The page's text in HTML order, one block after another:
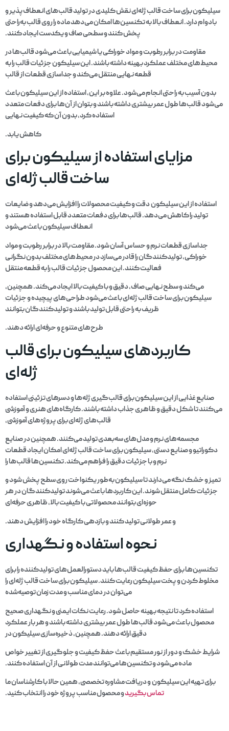
سیلیکون برای ساخت قالب ژله‌ای نقش کلیدی در تولید قالب‌های انعطاف‌پذیر و
بادوام دارد. انعطاف بالا به تکنسین‌ها امکان می‌دهد ماده را روی قالب به‌راحتی
پخش کنند و سطحی صاف و یکدست ایجاد کنند.
مقاومت در برابر رطوبت و مواد خوراکی یا شیمیایی باعث می‌شود قالب‌ها در
محیط‌های مختلف عملکرد بهینه داشته باشند. این سیلیکون جزئیات قالب را به
قطعه نهایی منتقل می‌کند و جداسازی قطعات از قالب
بدون آسیب به راحتی انجام می‌شود. علاوه بر این، استفاده از این سیلیکون باعث
می‌شود قالب‌ها طول عمر بیشتری داشته باشند و بتوان از آن‌ها برای دفعات متعدد
استفاده کرد، بدون آن که کیفیت نهایی
کاهش یابد.
مزایای استفاده از سیلیکون برای
ساخت قالب ژله‌ای
استفاده از این سیلیکون دقت و کیفیت محصولات را افزایش می‌دهد و ضایعات
تولید را کاهش می‌دهد. قالب‌ها برای دفعات متعدد قابل استفاده هستند و
انعطاف سیلیکون باعث می‌شود
جداسازی قطعات نرم و حساس آسان شود. مقاومت بالا در برابر رطوبت و مواد
خوراکی، تولیدکنندگان را قادر می‌سازد در محیط‌های مختلف بدون نگرانی
فعالیت کنند. این محصول جزئیات قالب را به قطعه منتقل
می‌کند و سطح نهایی صاف، دقیق و با کیفیت بالا ایجاد می‌کند. همچنین،
سیلیکون برای ساخت قالب ژله‌ای باعث می‌شود طراحی‌های پیچیده و جزئیات
ظریف به راحتی قابل تولید باشند و تولیدکنندگان بتوانند
طرح‌های متنوع و حرفه‌ای ارائه دهند.
کاربردهای سیلیکون برای قالب
ژله‌ای
صنایع غذایی از این سیلیکون برای قالب‌گیری ژله‌ها و دسرهای تزئینی استفاده
می‌کنند تا شکل دقیق و ظاهری جذاب داشته باشند. کارگاه‌های هنری و آموزشی
قالب‌های ژله‌ای برای پروژه‌های آموزشی،
مجسمه‌های نرم و مدل‌های سه‌بعدی تولید می‌کنند. همچنین در صنایع
دکوراتیو و صنایع دستی، سیلیکون برای ساخت قالب ژله‌ای امکان ایجاد قطعات
نرم و با جزئیات دقیق را فراهم می‌کند. تکنسین‌ها قالب‌ها را
تمیز و خشک نگه می‌دارند تا سیلیکون به‌طور یکنواخت روی سطح پخش شود و
جزئیات کامل منتقل شوند. این کاربردها باعث می‌شوند تولیدکنندگان در هر
حوزه‌ای بتوانند محصولاتی با کیفیت بالا، ظاهری حرفه‌ای
و عمر طولانی تولید کنند و بازدهی کارگاه خود را افزایش دهند.
نحوه استفاده و نگهداری
تکنسین‌ها برای حفظ کیفیت قالب‌ها باید دستورالعمل‌های تولیدکننده را برای
مخلوط کردن و پخت سیلیکون رعایت کنند. سیلیکون برای ساخت قالب ژله‌ای را
می‌توان در دمای مناسب و مدت زمان توصیه‌شده
استفاده کرد تا نتیجه بهینه حاصل شود. رعایت نکات ایمنی و نگهداری صحیح
محصول باعث می‌شود قالب‌ها طول عمر بیشتری داشته باشند و هر بار عملکرد
دقیق ارائه دهند. همچنین، ذخیره‌سازی سیلیکون در
شرایط خشک و دور از نور مستقیم باعث حفظ کیفیت و جلوگیری از تغییر خواص
ماده می‌شود و تکنسین‌ها می‌توانند مدت طولانی از آن استفاده کنند.
برای تهیه این سیلیکون و دریافت مشاوره تخصصی، همین حالا با کارشناسان ما
تماس بگیریدو محصول مناسب پروژه خود را انتخاب کنید.